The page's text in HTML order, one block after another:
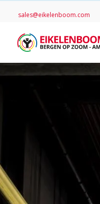
sales@eikelenboom.com